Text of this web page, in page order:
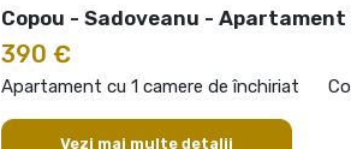
Copou - Sadoveanu -
390 €
Apartament cu 1 camere de închiriat
Vezi mai multe detalii